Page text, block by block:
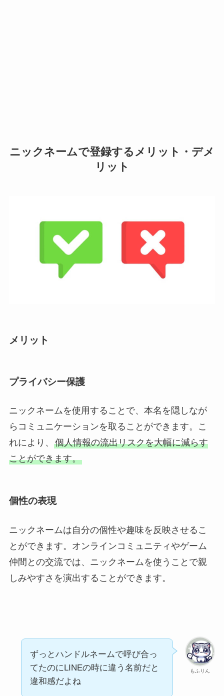
ニックネームで登録するメリット・デメ
リット
メリット
プライバシー保護
ニックネームを使用することで、本名を隠しなが
らコミュニケーションを取ることができます。こ
れにより、 個人情報の流出リスクを大幅に減らす
ことができます。
個性の表現
ニックネームは自分の個性や趣味を反映させるこ
とができます。オンラインコミュニティやゲーム
仲間との交流では、ニックネームを使うことで親
しみやすさを演出することができます。
もふりん
ずっとハンドルネームで呼び合っ
てたのにLINEの時に違う名前だと
違和感だよね